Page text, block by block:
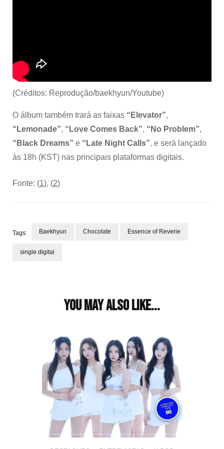
(Créditos: Reprodução/baekhyun/Youtube)
O álbum também trará as faixas “Elevator”,
“Lemonade”, “Love Comes Back”, “No Problem”,
“Black Dreams” e “Late Night Calls”, e será lançado
às 18h (KST) nas principais plataformas digitais.
Fonte: (1), (2)
Tags: Baekhyun Chocolate Essence of Reverie
single digital
You may also like...